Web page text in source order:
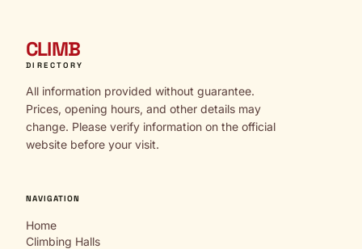
CLIMB
DIRECTORY
All information provided without guarantee.
Prices, opening hours, and other details may
change. Please verify information on the official
website before your visit.
NAVIGATION
Home
Climbing Halls